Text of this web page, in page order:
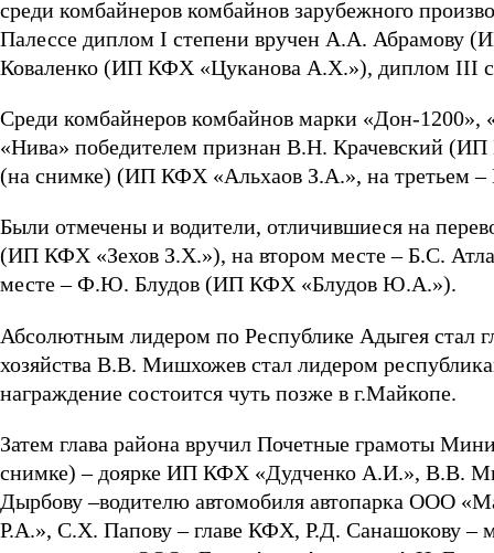
среди комбайнеров комбайнов зарубежного
Палессе диплом I степени вручен А.А. Абрамову
Коваленко (ИП КФХ «Цуканова А.Х.»), диплом III
Среди комбайнеров комбайнов марки «Дон-
«Нива» победителем признан В.Н. Крачевский
(на снимке) (ИП КФХ «Альхаов З.А.», на третьем
Были отмечены и водители, отличившиеся на
(ИП КФХ «Зехов З.Х.»), на втором месте – Б.С.
месте – Ф.Ю. Блудов (ИП КФХ «Блудов Ю.А.»).
Абсолютным лидером по Республике Адыгея стал
хозяйства В.В. Мишхожев стал лидером
награждение состоится чуть позже в г.Майкопе.
Затем глава района вручил Почетные грамоты
снимке) – доярке ИП КФХ «Дудченко А.И.», В.В.
Дырбову –водителю автомобиля автопарка ООО
Р.А.», С.Х. Папову – главе КФХ, Р.Д. Санашокову